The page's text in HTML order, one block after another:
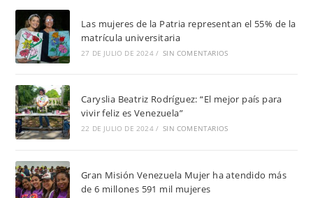
Las mujeres de la Patria representan el 55% de la
matrícula universitaria
27 DE JULIO DE 2024 / SIN COMENTARIOS
Caryslia Beatriz Rodríguez: “El mejor país para
vivir feliz es Venezuela”
22 DE JULIO DE 2024 / SIN COMENTARIOS
Gran Misión Venezuela Mujer ha atendido más
de 6 millones 591 mil mujeres